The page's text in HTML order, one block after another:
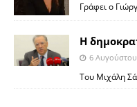
Γράφει ο
Η
6
Του Μιχάλη